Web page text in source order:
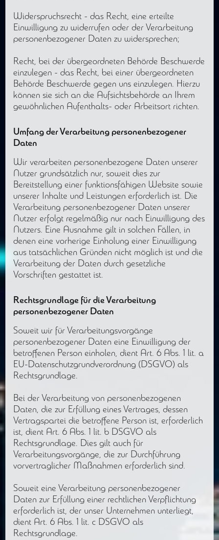
Widerspruchsrecht - das Recht, eine erteilte
Einwilligung zu widerrufen oder der Verarbeitung
personenbezogener Daten zu widersprechen;
Recht, bei der übergeordneten Behörde Beschwerde
einzulegen - das Recht, bei einer übergeordneten
Behörde Beschwerde gegen uns einzulegen. Hierzu
können sie sich an die Aufsichtsbehörde an Ihrem
gewöhnlichen Aufenthalts- oder Arbeitsort richten.
Umfang der Verarbeitung personenbezogener
Daten
Wir verarbeiten personenbezogene Daten unserer
Nutzer grundsätzlich nur, soweit dies zur
Bereitstellung einer funktionsfähigen Website sowie
unserer Inhalte und Leistungen erforderlich ist. Die
Verarbeitung personenbezogener Daten unserer
Nutzer erfolgt regelmäßig nur nach Einwilligung des
Nutzers. Eine Ausnahme gilt in solchen Fällen, in
denen eine vorherige Einholung einer Einwilligung
aus tatsächlichen Gründen nicht möglich ist und die
Verarbeitung der Daten durch gesetzliche
Vorschriften gestattet ist.
Rechtsgrundlage für die Verarbeitung
personenbezogener Daten
Soweit wir für Verarbeitungsvorgänge
personenbezogener Daten eine Einwilligung der
betroffenen Person einholen, dient Art. 6 Abs. 1 lit. a
EU-Datenschutzgrundverordnung (DSGVO) als
Rechtsgrundlage.
Bei der Verarbeitung von personenbezogenen
Daten, die zur Erfüllung eines Vertrages, dessen
Vertragspartei die betroffene Person ist, erforderlich
ist, dient Art. 6 Abs. 1 lit. b DSGVO als
Rechtsgrundlage. Dies gilt auch für
Verarbeitungsvorgänge, die zur Durchführung
vorvertraglicher Maßnahmen erforderlich sind.
Soweit eine Verarbeitung personenbezogener
Daten zur Erfüllung einer rechtlichen Verpflichtung
erforderlich ist, der unser Unternehmen unterliegt,
dient Art. 6 Abs. 1 lit. c DSGVO als
Rechtsgrundlage.